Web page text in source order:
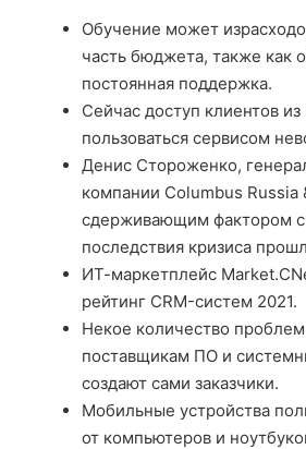
Обучение может
часть бюджета, также как
постоянная поддержка.
Сейчас доступ клиентов
пользоваться сервисом
Денис Стороженко,
компании Columbus Russia
сдерживающим фактором
последствия кризиса
ИТ-маркетплейс
рейтинг CRM-систем 2021.
Некое количество
поставщикам ПО и
создают сами заказчики.
Мобильные устройства
от компьютеров и